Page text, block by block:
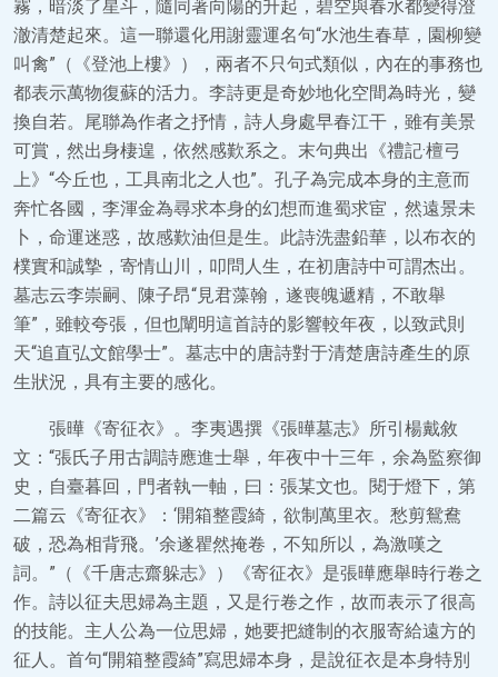
霧，暗淡了星斗，隨同著向陽的升起，碧空與春水都變得澄
澈清楚起來。這一聯還化用謝靈運名句“水池生春草，園柳變
叫禽”（《登池上樓》），兩者不只句式類似，內在的事務也
都表示萬物復蘇的活力。李詩更是奇妙地化空間為時光，變
換自若。尾聯為作者之抒情，詩人身處早春江干，雖有美景
可賞，然出身棲遑，依然感歎系之。末句典出《禮記·檀弓
上》“今丘也，工具南北之人也”。孔子為完成本身的主意而
奔忙各國，李渾金為尋求本身的幻想而進蜀求宦，然遠景未
卜，命運迷惑，故感歎油但是生。此詩洗盡鉛華，以布衣的
樸實和誠摯，寄情山川，叩問人生，在初唐詩中可謂杰出。
墓志云李崇嗣、陳子昂“見君藻翰，遂喪魄遞精，不敢舉
筆”，雖較夸張，但也闡明這首詩的影響較年夜，以致武則
天“追直弘文館學士”。墓志中的唐詩對于清楚唐詩產生的原
生狀況，具有主要的感化。
張曄《寄征衣》。李夷遇撰《張曄墓志》所引楊戴敘
文：“張氏子用古調詩應進士舉，年夜中十三年，余為監察御
史，自臺暮回，門者執一軸，曰：張某文也。閱于燈下，第
二篇云《寄征衣》：‘開箱整霞綺，欲制萬里衣。愁剪鴛鴦
破，恐為相背飛。’余遂瞿然掩卷，不知所以，為激嘆之
詞。”（《千唐志齋躲志》）《寄征衣》是張曄應舉時行卷之
作。詩以征夫思婦為主題，又是行卷之作，故而表示了很高
的技能。主人公為一位思婦，她要把縫制的衣服寄給遠方的
征人。首句“開箱整霞綺”寫思婦本身，是說征衣是本身特別